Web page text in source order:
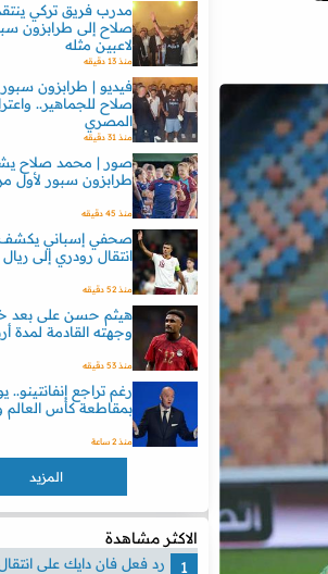
مدرب فريق تركي
صلاح إلى طرابزون
لاعبين مثله
منذ 13 دقيقه
فيديو | طرابزون
صلاح للجماهير..
المصري
منذ 31 دقيقه
صور | محمد صلاح
طرابزون سبور لأول
منذ 45 دقيقه
صحفي إسباني
انتقال رودري إلى
منذ 52 دقيقه
هيثم حسن على
وجهته القادمة لمدة
منذ 53 دقيقه
رغم تراجع
بمقاطعة كأس
منذ 2 ساعة
المزيد
الاكثر مشاهدة
رد فعل فان دايك على